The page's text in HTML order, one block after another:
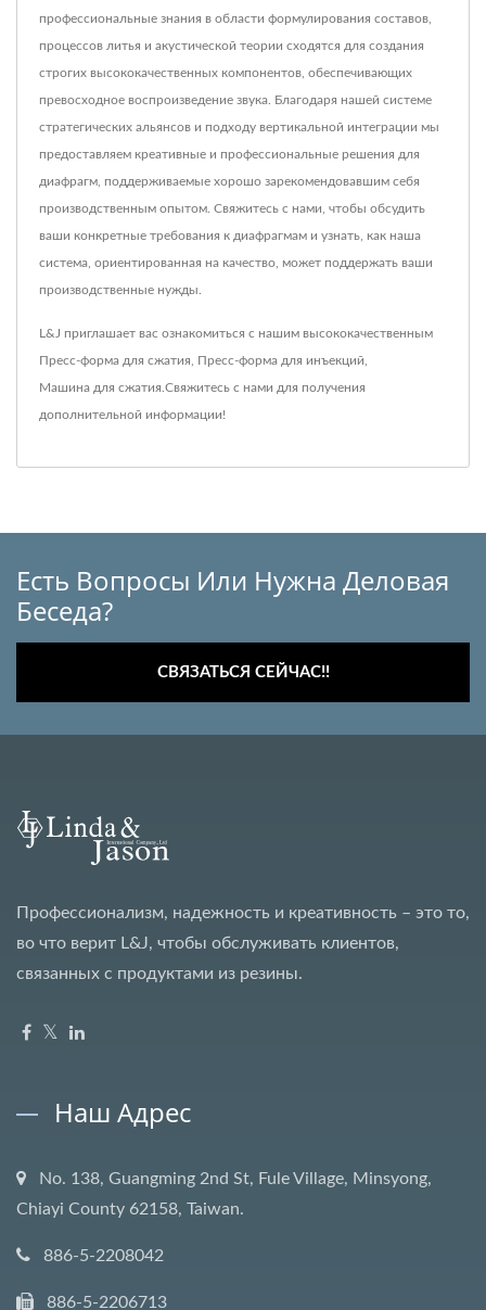
профессиональные знания в области формулирования составов,
процессов литья и акустической теории сходятся для создания
строгих высококачественных компонентов, обеспечивающих
превосходное воспроизведение звука. Благодаря нашей системе
стратегических альянсов и подходу вертикальной интеграции мы
предоставляем креативные и профессиональные решения для
диафрагм, поддерживаемые хорошо зарекомендовавшим себя
производственным опытом. Свяжитесь с нами, чтобы обсудить
ваши конкретные требования к диафрагмам и узнать, как наша
система, ориентированная на качество, может поддержать ваши
производственные нужды.
L&J приглашает вас ознакомиться с нашим высококачественным
Пресс-форма для сжатия Пресс-форма для инъекций
Машина для сжатия Свяжитесь с нами для получения
дополнительной информации!
Есть Вопросы Или Нужна Деловая
Беседа?
СВЯЗАТЬСЯ СЕЙЧАС!!
Профессионализм, надежность и креативность – это то,
во что верит L&J, чтобы обслуживать клиентов,
связанных с продуктами из резины.
Наш Адрес
No. 138, Guangming 2nd St, Fule Village, Minsyong,
Chiayi County 62158, Taiwan.
886-5-2208042
886-5-2206713